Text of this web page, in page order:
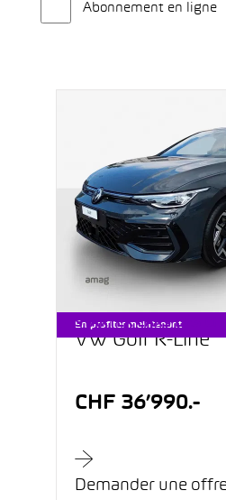
Abonnement en ligne
En profiter maintenant
STARTER CARS DÈS
VW Golf R-Line
CHF 36’990.-
Demander une